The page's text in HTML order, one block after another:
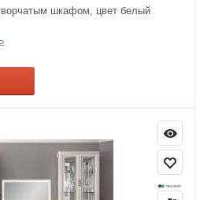
шкафом, цвет белый